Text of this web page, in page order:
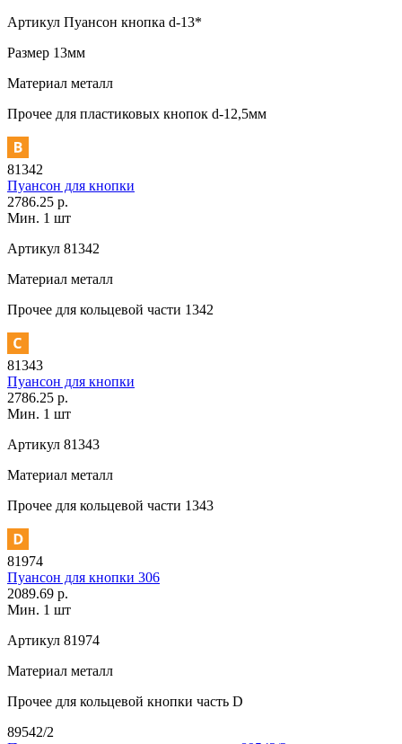
Артикул Пуансон кнопка d-13*
Размер 13мм
Материал металл
Прочее для пластиковых кнопок d-12,5мм
81342
Пуансон для кнопки
2786.25 р.
Мин. 1 шт
Артикул 81342
Материал металл
Прочее для кольцевой части 1342
81343
Пуансон для кнопки
2786.25 р.
Мин. 1 шт
Артикул 81343
Материал металл
Прочее для кольцевой части 1343
81974
Пуансон для кнопки 306
2089.69 р.
Мин. 1 шт
Артикул 81974
Материал металл
Прочее для кольцевой кнопки часть D
89542/2